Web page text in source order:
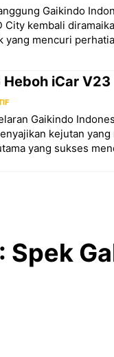
Gaikindo
City kembali
yang mencuri
iCar
Gaikindo
kejutan
yang sukses